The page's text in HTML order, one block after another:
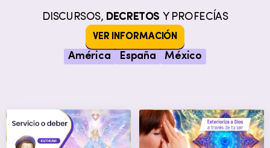
DISCURSOS, DECRETOS Y PROFECÍAS
VER INFORMACIÓN
América España México